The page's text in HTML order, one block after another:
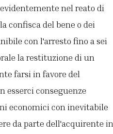
nel reato di
confisca del bene o dei
con l'arresto fino a sei
la restituzione di un
farsi in favore del
esserci conseguenze
economici con inevitabile
da parte dell'acquirente in